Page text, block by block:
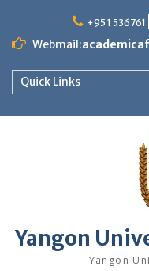
content
+95 1 536761
Webmail:
Quick Links
Yangon
Yangon